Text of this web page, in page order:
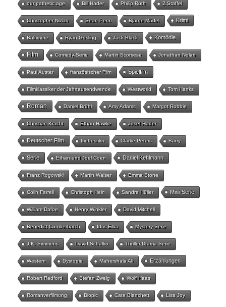
our pathetic age Bill Hader Philip Roth 2.Staffel
Christopher Nolan Sean Penn Bjarne Mädel Krimi
Baltimore Ryan Gosling Jack Black Komödie
Film Comedy-Serie Martin Scorsese Jonathan Nolan
Paul Auster französischer Film Spielfilm
Filmklassiker der Jahrtausendwende Westworld Tom Hanks
Roman Daniel Brühl Amy Adams Margot Robbie
Christian Kracht Ethan Hawke Josef Hader
Deutscher Film Liebesfilm Clarke Peters Barry
Serie Ethan und Joel Coen Daniel Kehlmann
Franz Rogowski Martin Walser Emma Stone
Colin Farrell Christoph Hein Sandra Hüller Mini-Serie
William Dafoe Henry Winkler David Mitchell
Benedict Cumberbatch Idris Elba Mystery-Serie
J.K. Simmons David Schalko Thriller-Drama Serie
Western Dystopie Mahershala Ali Erzählungen
Robert Redford Stefan Zweig Wolf Haas
Romanverfilmung Biopic Cate Blanchett Lisa Joy